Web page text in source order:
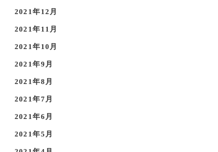
2021年12月
2021年11月
2021年10月
2021年9月
2021年8月
2021年7月
2021年6月
2021年5月